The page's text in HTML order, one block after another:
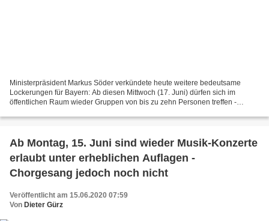
Ministerpräsident Markus Söder verkündete heute weitere bedeutsame
Lockerungen für Bayern: Ab diesen Mittwoch (17. Juni) dürfen sich im
öffentlichen Raum wieder Gruppen von bis zu zehn Personen treffen -
Ab Montag, 15. Juni sind wieder Musik-Konzerte
erlaubt unter erheblichen Auflagen -
Chorgesang jedoch noch nicht
Veröffentlicht am 15.06.2020 07:59
Von Dieter Gürz